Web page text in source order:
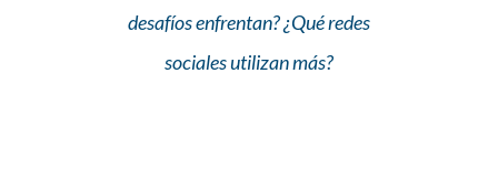
desafíos enfrentan? ¿Qué redes
sociales utilizan más?